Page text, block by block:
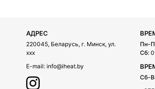
АДРЕС
220045, Беларусь, г. Минск, ул.
xxx
E-mail: info@iheat.by
Пн-
Сб:
Сб-